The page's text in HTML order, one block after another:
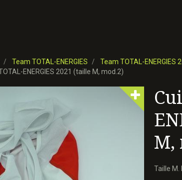
Team TOTAL-ENERGIES
Team TOTAL-ENERGIES
ENERGIES 2021 (taille M, mod.2)
M,
Taille M.